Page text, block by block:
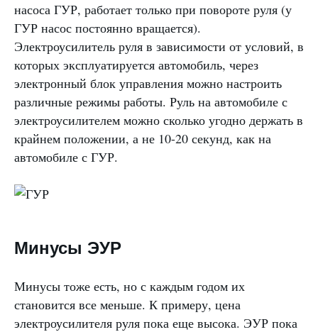
насоса ГУР, работает только при повороте руля (у
ГУР насос постоянно вращается).
Электроусилитель руля в зависимости от условий, в
которых эксплуатируется автомобиль, через
электронный блок управления можно настроить
различные режимы работы. Руль на автомобиле с
электроусилителем можно сколько угодно держать в
крайнем положении, а не 10-20 секунд, как на
автомобиле с ГУР.
Минусы ЭУР
Минусы тоже есть, но с каждым годом их
становится все меньше. К примеру, цена
электроусилителя руля пока еще высока. ЭУР пока